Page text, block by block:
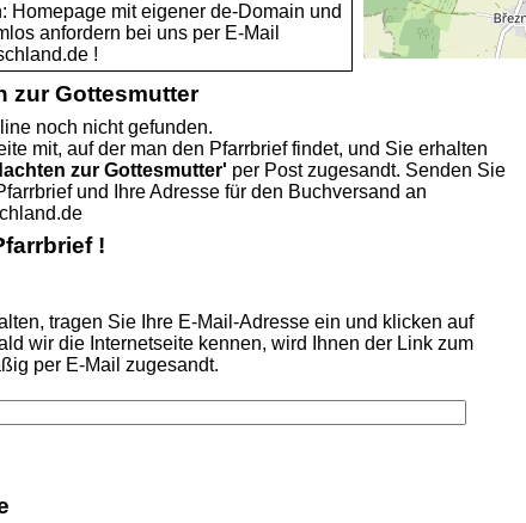
Homepage mit eigener de-Domain und
anfordern bei uns per E-Mail
!
zur Gottesmutter
noch nicht gefunden.
mit, auf der man den Pfarrbrief findet, und Sie erhalten
zur Gottesmutter' per Post zugesandt. Senden Sie
und Ihre Adresse für den Buchversand an
!
tragen Sie Ihre E-Mail-Adresse ein und klicken auf
wir die Internetseite kennen, wird Ihnen der Link zum
per E-Mail zugesandt.